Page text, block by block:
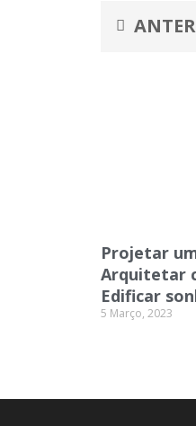
Projetar
Arquitetar
Edificar
5 Março, 2023